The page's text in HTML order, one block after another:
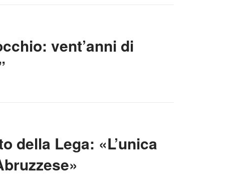
vent’anni di
della Lega: «L’unica